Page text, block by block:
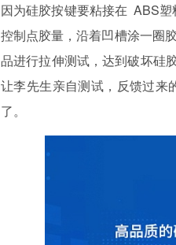
因为硅胶按键要粘接在 ABS
控制点胶量，沿着凹槽涂一圈
品进行拉伸测试，达到破坏硅
让李先生亲自测试，反馈过来
了。